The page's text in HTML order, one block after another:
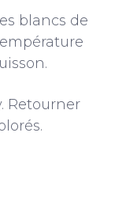
blancs de
Retourner